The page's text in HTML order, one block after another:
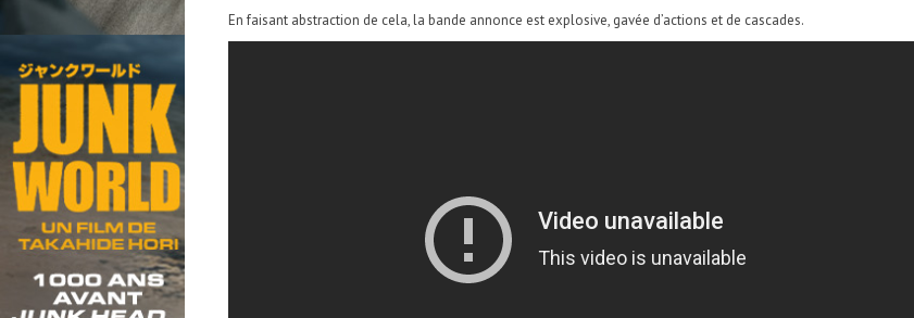
En faisant abstraction de cela, la bande annonce est explosive, gavée d’actions et de cascades.